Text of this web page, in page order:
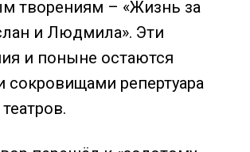
творениям – «Жизнь за
и Людмила». Эти
и поныне остаются
сокровищами репертуара